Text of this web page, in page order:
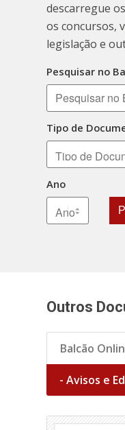
descarregue
os concursos,
legislação e
Pesquisar no
Tipo de
Ano
Outros
Balcão
- Avisos e